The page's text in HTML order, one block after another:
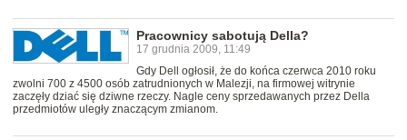
Pracownicy sabotują Della?
17 grudnia 2009, 11:49
Gdy Dell ogłosił, że do końca czerwca 2010 roku
zwolni 700 z 4500 osób zatrudnionych w Malezji, na firmowej witrynie
zaczęły dziać się dziwne rzeczy. Nagle ceny sprzedawanych przez Della
przedmiotów uległy znaczącym zmianom.